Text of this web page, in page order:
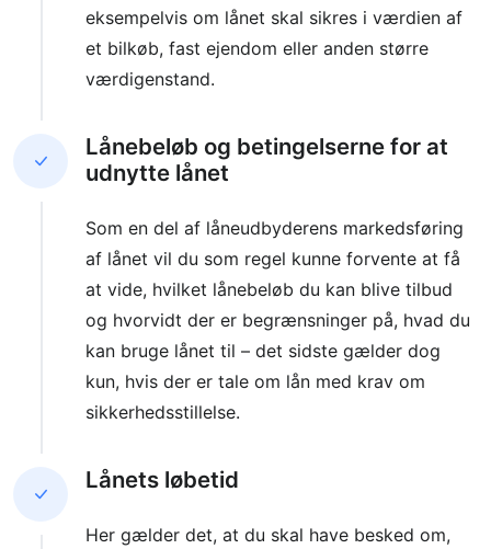
eksempelvis om lånet skal sikres i værdien af
et bilkøb, fast ejendom eller anden større
værdigenstand.
Lånebeløb og betingelserne for at
udnytte lånet
Som en del af låneudbyderens markedsføring
af lånet vil du som regel kunne forvente at få
at vide, hvilket lånebeløb du kan blive tilbud
og hvorvidt der er begrænsninger på, hvad du
kan bruge lånet til – det sidste gælder dog
kun, hvis der er tale om lån med krav om
sikkerhedsstillelse.
Lånets løbetid
Her gælder det, at du skal have besked om,